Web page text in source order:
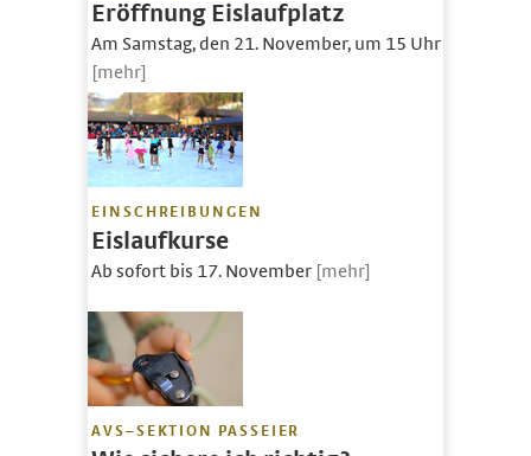
Eröffnung Eislaufplatz
Am Samstag, den 21. November, um 15 Uhr
[mehr]
EINSCHREIBUNGEN
Eislaufkurse
Ab sofort bis 17. November [mehr]
AVS–SEKTION PASSEIER